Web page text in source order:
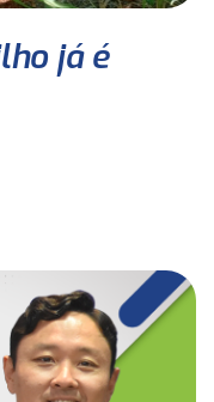
já é